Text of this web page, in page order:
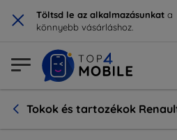
× Töltsd le az alkalmazásunkat a
könnyebb vásárláshoz.
Tokok és tartozékok